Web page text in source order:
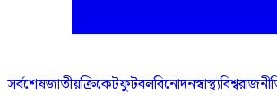
সর্বশেষজাতীয়ক্রিকেটফুটবলবিনোদনস্বাস্থ্যবিশ্ব